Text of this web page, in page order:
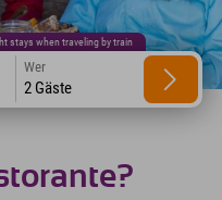
stays when traveling by train
Wer
2 Gäste